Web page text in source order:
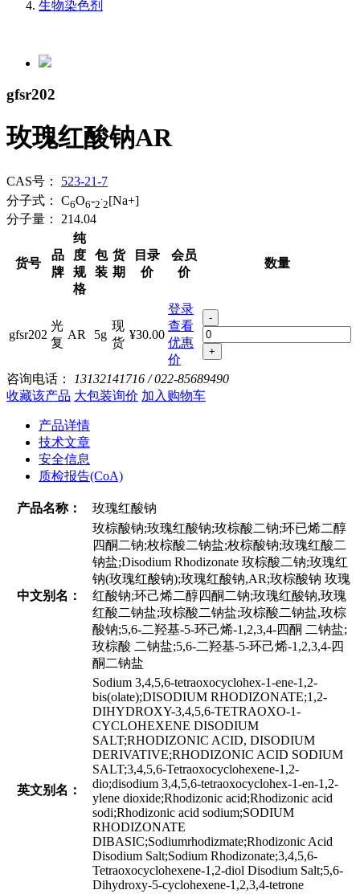
生物染色剂
gfsr202
玫瑰红酸钠AR
CAS号：
523-21-7
分子式：
C6O6-2 2[Na+]
分子量：
214.04
货号
品
牌
纯
度
规
格
包
装
货
期
目录
价
会员
价
数量
gfsr202
光
复
AR 5g
现
货
¥30.00
登录
查看
优惠
价
-
+
咨询电话： 13132141716 / 022-85689490
收藏该产品 大包装询价 加入购物车
产品详情
技术文章
安全信息
质检报告(CoA)
产品名称： 玫瑰红酸钠
中文别名：
玫棕酸钠;玫瑰红酸钠;玫棕酸二钠;环已烯二醇
四酮二钠;枚棕酸二钠盐;枚棕酸钠;玫瑰红酸二
钠盐;Disodium Rhodizonate 玫棕酸二钠;玫瑰红
钠(玫瑰红酸钠);玫瑰红酸钠,AR;玫棕酸钠 玫瑰
红酸钠;环己烯二醇四酮二钠;玫瑰红酸钠,玫瑰
红酸二钠盐;玫棕酸二钠盐;玫棕酸二钠盐,玫棕
酸钠;5,6-二羟基-5-环己烯-1,2,3,4-四酮 二钠盐;
玫棕酸 二钠盐;5,6-二羟基-5-环己烯-1,2,3,4-四
酮二钠盐
英文别名：
Sodium 3,4,5,6-tetraoxocyclohex-1-ene-1,2-
bis(olate);DISODIUM RHODIZONATE;1,2-
DIHYDROXY-3,4,5,6-TETRAOXO-1-
CYCLOHEXENE DISODIUM
SALT;RHODIZONIC ACID, DISODIUM
DERIVATIVE;RHODIZONIC ACID SODIUM
SALT;3,4,5,6-Tetraoxocyclohexene-1,2-
dio;disodium 3,4,5,6-tetraoxocyclohex-1-en-1,2-
ylene dioxide;Rhodizonic acid;Rhodizonic acid
sodi;Rhodizonic acid sodium;SODIUM
RHODIZONATE
DIBASIC;Sodiumrhodizmate;Rhodizonic Acid
Disodium Salt;Sodium Rhodizonate;3,4,5,6-
Tetraoxocyclohexene-1,2-diol Disodium Salt;5,6-
Dihydroxy-5-cyclohexene-1,2,3,4-tetrone